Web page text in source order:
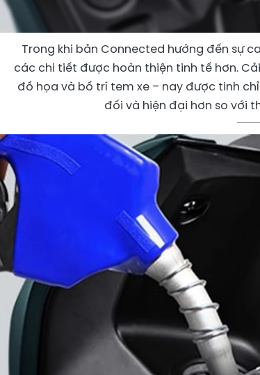
Trong khi bản Connected hướng đến sự
các chi tiết được hoàn thiện tinh tế hơn.
đồ họa và bố trí tem xe – nay được tinh
đối và hiện đại hơn so với